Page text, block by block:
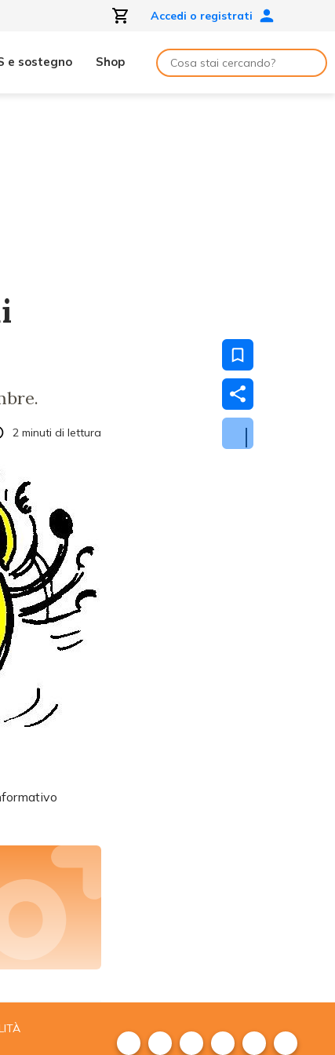
Accedi o registrati
e sostegno Shop
2 minuti di lettura